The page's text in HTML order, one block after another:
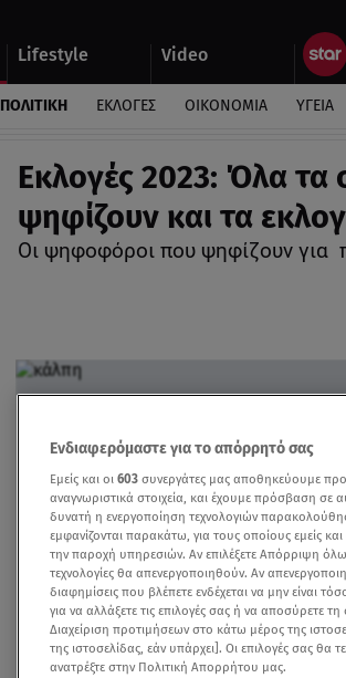
Lifestyle Video
ΠΟΛΙΤΙΚΗ ΕΚΛΟΓΕΣ ΟΙΚΟΝΟΜΙΑ ΥΓΕΙΑ
Εκλογές 2023: Όλα τα
ψηφίζουν και τα
Οι ψηφοφόροι που ψηφίζουν
Ενδιαφερόμαστε για το απόρρητό σας
Εμείς και οι 603 συνεργάτες μας αποθηκεύουμε
αναγνωριστικά στοιχεία, και έχουμε πρόσβαση σε
δυνατή η ενεργοποίηση τεχνολογιών
εμφανίζονται παρακάτω, για τους οποίους εμείς
την παροχή υπηρεσιών. Αν επιλέξετε Απόρριψη
τεχνολογίες θα απενεργοποιηθούν. Αν
διαφημίσεις που βλέπετε ενδέχεται να μην είναι
για να αλλάξετε τις επιλογές σας ή να αποσύρετε
Διαχείριση προτιμήσεων στο κάτω μέρος της
της ιστοσελίδας, εάν υπάρχει]. Οι επιλογές σας θα
ανατρέξτε στην Πολιτική Απορρήτου μας.